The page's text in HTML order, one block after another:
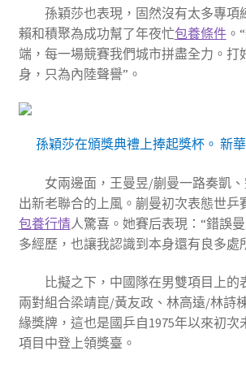
孫穎莎也表現，固然沒有太多專項
賴和積聚為成功幫了年夜忙包養條件。
端，每一場競賽我們城市拼盡全力。打
身，只為內陸聲譽”。
孫穎莎在頒獎典禮上捧起獎杯。 新
女兩邊面，王曼昱/蒯曼一路奏凱
出新老聯合的上風。蒯曼初次表態世乒
包養行情人驚喜。她賽后表現：“錯誤
多經歷，也讓我認識到本身還有良多處
比擬之下，中國隊在男雙項目上的
兩對組合梁靖崑/黃友政、林高遠/林詩
緣獎牌，這也是國乒自1975年以來初次
項目中登上領獎臺。